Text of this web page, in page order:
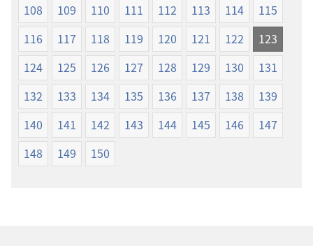
108
109 110 111 112 113 114
115
116
117 118 119 120 121 122
123
124
125 126 127 128 129 130
131
132
133 134 135 136 137 138
139
140
141 142 143 144 145 146
147
148
149 150